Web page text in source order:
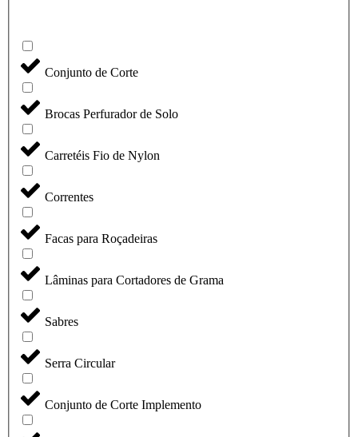
Conjunto de Corte
Brocas Perfurador de Solo
Carretéis Fio de Nylon
Correntes
Facas para Roçadeiras
Lâminas para Cortadores de Grama
Sabres
Serra Circular
Conjunto de Corte Implemento